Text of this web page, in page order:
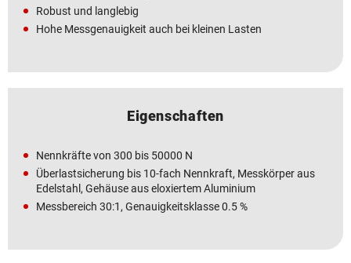
Robust und langlebig
Hohe Messgenauigkeit auch bei kleinen Lasten
Eigenschaften
Nennkräfte von 300 bis 50000 N
Überlastsicherung bis 10-fach Nennkraft, Messkörper aus
Edelstahl, Gehäuse aus eloxiertem Aluminium
Messbereich 30:1, Genauigkeitsklasse 0.5 %